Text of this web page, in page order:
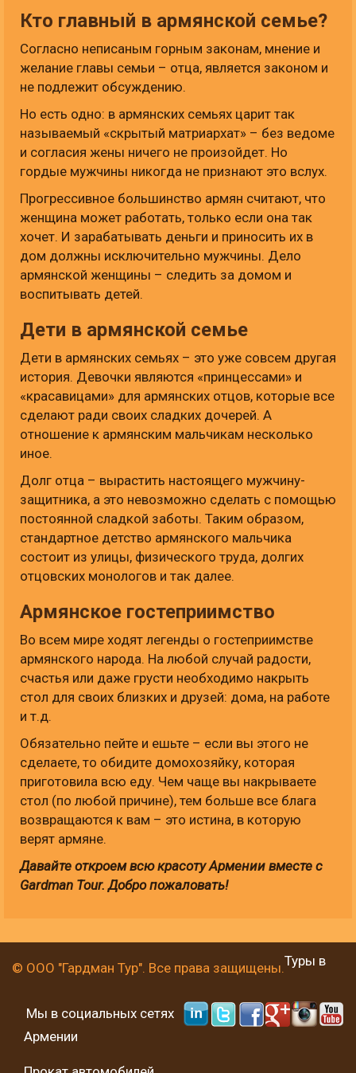
Кто главный в армянской семье?
Согласно неписаным горным законам, мнение и
желание главы семьи – отца, является законом и
не подлежит обсуждению.
Но есть одно: в армянских семьях царит так
называемый «скрытый матриархат» – без ведоме
и согласия жены ничего не произойдет. Но
гордые мужчины никогда не признают это вслух.
Прогрессивное большинство армян считают, что
женщина может работать, только если она так
хочет. И зарабатывать деньги и приносить их в
дом должны исключительно мужчины. Дело
армянской женщины – следить за домом и
воспитывать детей.
Дети в армянской семье
Дети в армянских семьях – это уже совсем другая
история. Девочки являются «принцессами» и
«красавицами» для армянских отцов, которые все
сделают ради своих сладких дочерей. А
отношение к армянским мальчикам несколько
иное.
Долг отца – вырастить настоящего мужчину-
защитника, а это невозможно сделать с помощью
постоянной сладкой заботы. Таким образом,
стандартное детство армянского мальчика
состоит из улицы, физического труда, долгих
отцовских монологов и так далее.
Армянское гостеприимство
Во всем мире ходят легенды о гостеприимстве
армянского народа. На любой случай радости,
счастья или даже грусти необходимо накрыть
стол для своих близких и друзей: дома, на работе
и т.д.
Обязательно пейте и ешьте – если вы этого не
сделаете, то обидите домохозяйку, которая
приготовила всю еду. Чем чаще вы накрываете
стол (по любой причине), тем больше все блага
возвращаются к вам – это истина, в которую
верят армяне.
Давайте откроем всю красоту Армении вместе с
Gardman Tour. Добро пожаловать!
© ООО "Гардман Тур". Все права защищены.
Мы в социальных сетях
Туры в
Армении